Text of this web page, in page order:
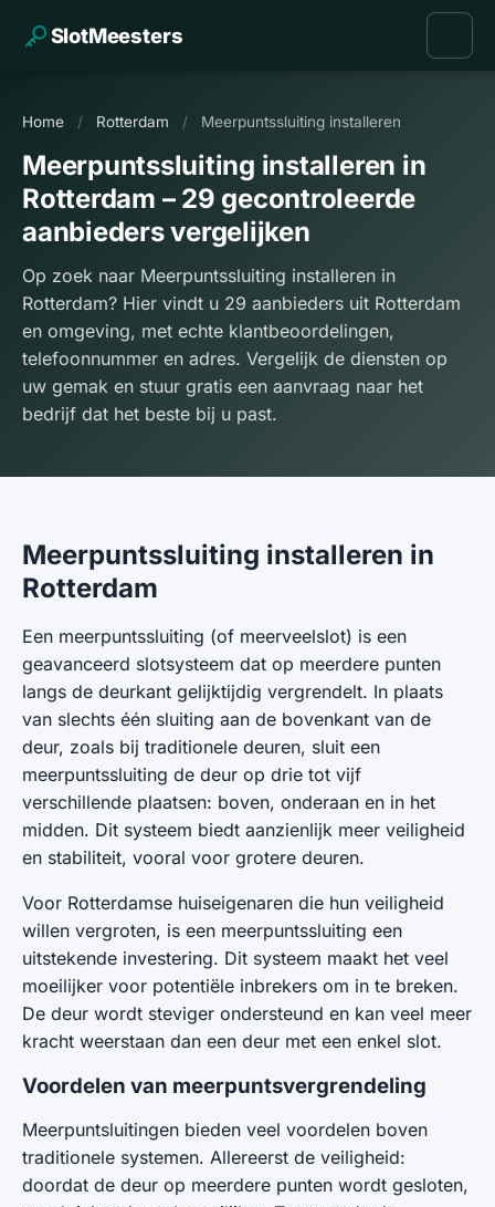
SlotMeesters
Home / Rotterdam / Meerpuntssluiting installeren
Meerpuntssluiting installeren in
Rotterdam – 29 gecontroleerde
aanbieders vergelijken
Op zoek naar Meerpuntssluiting installeren in
Rotterdam? Hier vindt u 29 aanbieders uit Rotterdam
en omgeving, met echte klantbeoordelingen,
telefoonnummer en adres. Vergelijk de diensten op
uw gemak en stuur gratis een aanvraag naar het
bedrijf dat het beste bij u past.
Meerpuntssluiting installeren in
Rotterdam
Een meerpuntssluiting (of meerveelslot) is een
geavanceerd slotsysteem dat op meerdere punten
langs de deurkant gelijktijdig vergrendelt. In plaats
van slechts één sluiting aan de bovenkant van de
deur, zoals bij traditionele deuren, sluit een
meerpuntssluiting de deur op drie tot vijf
verschillende plaatsen: boven, onderaan en in het
midden. Dit systeem biedt aanzienlijk meer veiligheid
en stabiliteit, vooral voor grotere deuren.
Voor Rotterdamse huiseigenaren die hun veiligheid
willen vergroten, is een meerpuntssluiting een
uitstekende investering. Dit systeem maakt het veel
moeilijker voor potentiële inbrekers om in te breken.
De deur wordt steviger ondersteund en kan veel meer
kracht weerstaan dan een deur met een enkel slot.
Voordelen van meerpuntsvergrendeling
Meerpuntsluitingen bieden veel voordelen boven
traditionele systemen. Allereerst de veiligheid:
doordat de deur op meerdere punten wordt gesloten,